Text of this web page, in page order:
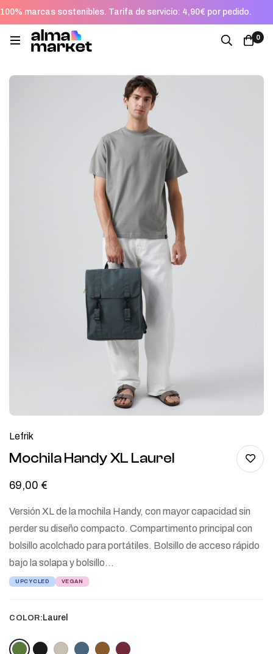
100% marcas sostenibles. Tarifa de servicio: 4,90€ por pedido.
0
Lefrik
Mochila Handy XL Laurel
69,00 €
Versión XL de la mochila Handy, con mayor capacidad sin
perder su diseño compacto. Compartimento principal con
bolsillo acolchado para portátiles. Bolsillo de acceso rápido
bajo la solapa y bolsillo…
UPCYCLED VEGAN
COLOR: Laurel